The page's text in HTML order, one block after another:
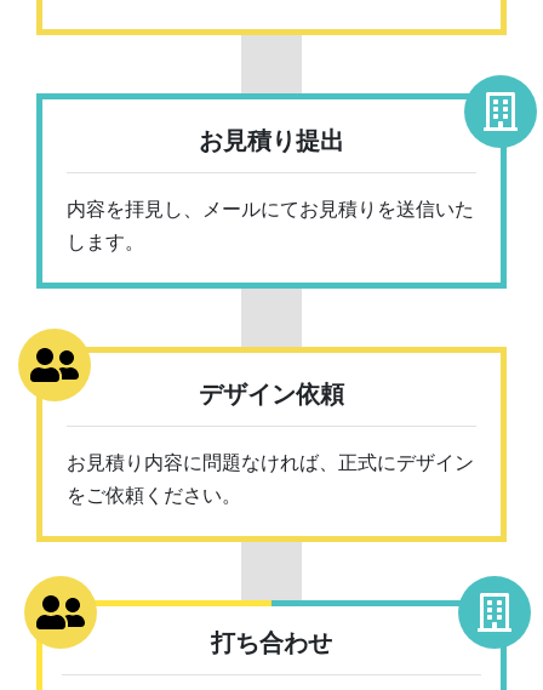
お見積り提出
内容を拝見し、メールにてお見積りを送信いた
します。
デザイン依頼
お見積り内容に問題なければ、正式にデザイン
をご依頼ください。
打ち合わせ